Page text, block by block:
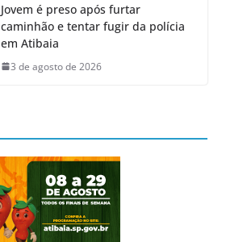
Jovem é preso após furtar
caminhão e tentar fugir da polícia
em Atibaia
3 de agosto de 2026